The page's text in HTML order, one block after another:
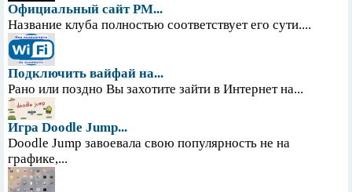
Официальный сайт PM...
Название клуба полностью соответствует его сути....
Подключить вайфай на...
Рано или поздно Вы захотите зайти в Интернет на...
Игра Doodle Jump...
Doodle Jump завоевала свою популярность не на
графике,...